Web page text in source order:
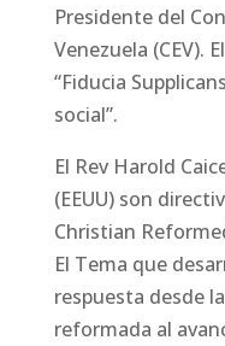
Presidente del
Venezuela (CEV).
“Fiducia
social”.
El Rev Harold
(EEUU) son
Christian
El Tema que
respuesta desde
reformada al